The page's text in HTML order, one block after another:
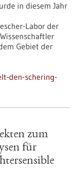
in diesem Jahr
Labor der
Gebiet der
den-schering-
zum
für